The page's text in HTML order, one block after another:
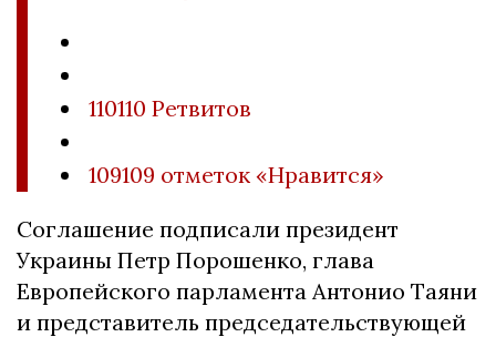
110110 Ретвитов
109109 отметок «Нравится»
Соглашение подписали президент
Украины Петр Порошенко, глава
Европейского парламента Антонио Таяни
и представитель председательствующей